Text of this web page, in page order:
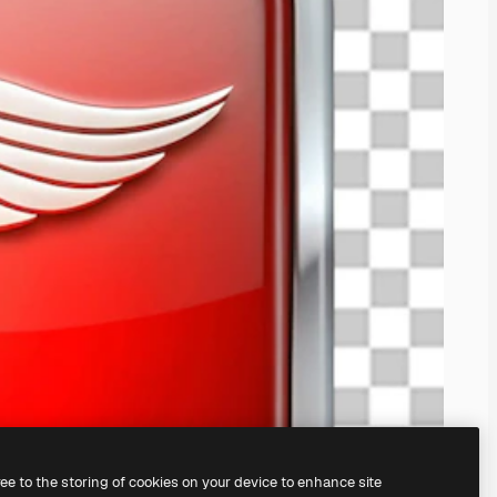
KI-Bildgeneratorerstellen.
to the storing of cookies on your device to enhance site